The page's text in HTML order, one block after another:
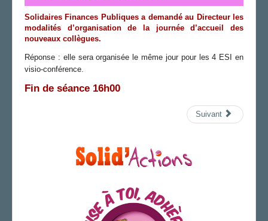
Solidaires Finances Publiquesa demandé au Directeur les
modalités d’organisation de la journée d’accueil des
nouveaux collègues.
Réponse : elle sera organisée le même jour pour les 4 ESI en
visio-conférence.
Fin de séance 16h00
Suivant